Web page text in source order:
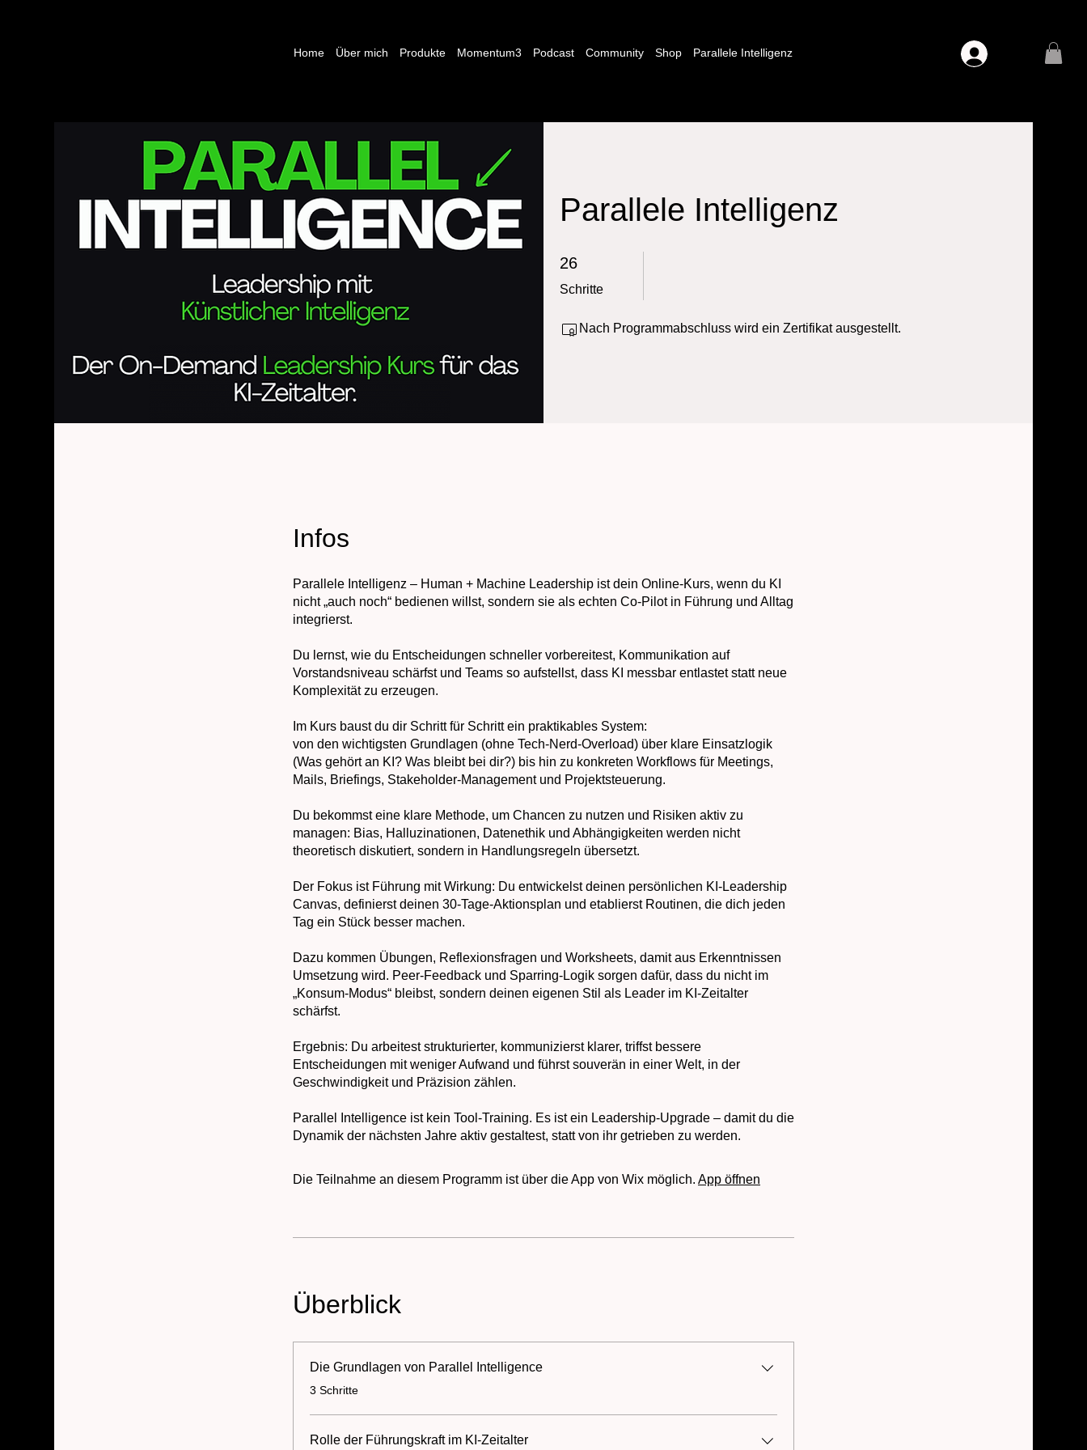
Home Über mich Produkte Momentum3 Podcast Community Shop Parallele Intelligenz
Parallele Intelligenz
26
Schritte
26 Schritte
Nach Programmabschluss wird ein Zertifikat ausgestellt.
Infos
Parallele Intelligenz – Human + Machine Leadership ist dein Online-Kurs, wenn du KI
nicht „auch noch“ bedienen willst, sondern sie als echten Co-Pilot in Führung und Alltag
integrierst.
Du lernst, wie du Entscheidungen schneller vorbereitest, Kommunikation auf
Vorstandsniveau schärfst und Teams so aufstellst, dass KI messbar entlastet statt neue
Komplexität zu erzeugen.
Im Kurs baust du dir Schritt für Schritt ein praktikables System:
von den wichtigsten Grundlagen (ohne Tech-Nerd-Overload) über klare Einsatzlogik
(Was gehört an KI? Was bleibt bei dir?) bis hin zu konkreten Workflows für Meetings,
Mails, Briefings, Stakeholder-Management und Projektsteuerung.
Du bekommst eine klare Methode, um Chancen zu nutzen und Risiken aktiv zu
managen: Bias, Halluzinationen, Datenethik und Abhängigkeiten werden nicht
theoretisch diskutiert, sondern in Handlungsregeln übersetzt.
Der Fokus ist Führung mit Wirkung: Du entwickelst deinen persönlichen KI-Leadership
Canvas, definierst deinen 30-Tage-Aktionsplan und etablierst Routinen, die dich jeden
Tag ein Stück besser machen.
Dazu kommen Übungen, Reflexionsfragen und Worksheets, damit aus Erkenntnissen
Umsetzung wird. Peer-Feedback und Sparring-Logik sorgen dafür, dass du nicht im
„Konsum-Modus“ bleibst, sondern deinen eigenen Stil als Leader im KI-Zeitalter
schärfst.
Ergebnis: Du arbeitest strukturierter, kommunizierst klarer, triffst bessere
Entscheidungen mit weniger Aufwand und führst souverän in einer Welt, in der
Geschwindigkeit und Präzision zählen.
Parallel Intelligence ist kein Tool-Training. Es ist ein Leadership-Upgrade – damit du die
Dynamik der nächsten Jahre aktiv gestaltest, statt von ihr getrieben zu werden.
Die Teilnahme an diesem Programm ist über die App von Wix möglich. App öffnen
Überblick
Die Grundlagen von Parallel Intelligence
.3 Schritte
Rolle der Führungskraft im KI-Zeitalter